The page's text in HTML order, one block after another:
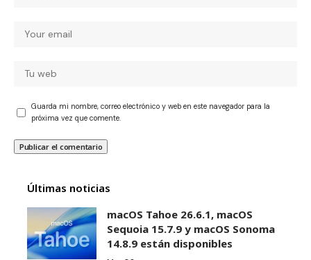
Guarda mi nombre, correo electrónico y web en este navegador para la
próxima vez que comente.
Últimas noticias
macOS Tahoe 26.6.1, macOS
Sequoia 15.7.9 y macOS Sonoma
14.8.9 están disponibles